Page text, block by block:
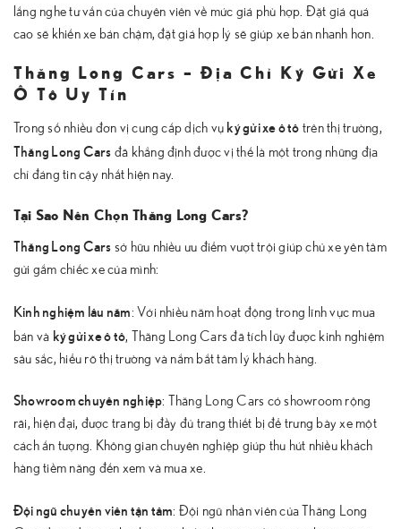
lắng nghe tư vấn của chuyên viên về mức giá phù hợp. Đặt giá quá
cao sẽ khiến xe bán chậm, đặt giá hợp lý sẽ giúp xe bán nhanh hơn.
Thăng Long Cars – Địa Chỉ Ký Gửi Xe
Ô Tô Uy Tín
Trong số nhiều đơn vị cung cấp dịch vụ ký gửi xe ô tô trên thị trường,
Thăng Long Cars đã khẳng định được vị thế là một trong những địa
chỉ đáng tin cậy nhất hiện nay.
Tại Sao Nên Chọn Thăng Long Cars?
Thăng Long Cars sở hữu nhiều ưu điểm vượt trội giúp chủ xe yên tâm
gửi gắm chiếc xe của mình:
Kinh nghiệm lâu năm: Với nhiều năm hoạt động trong lĩnh vực mua
bán và ký gửi xe ô tô, Thăng Long Cars đã tích lũy được kinh nghiệm
sâu sắc, hiểu rõ thị trường và nắm bắt tâm lý khách hàng.
Showroom chuyên nghiệp: Thăng Long Cars có showroom rộng
rãi, hiện đại, được trang bị đầy đủ trang thiết bị để trưng bày xe một
cách ấn tượng. Không gian chuyên nghiệp giúp thu hút nhiều khách
hàng tiềm năng đến xem và mua xe.
Đội ngũ chuyên viên tận tâm: Đội ngũ nhân viên của Thăng Long